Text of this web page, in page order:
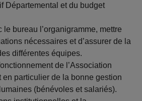
Départemental et du budget
le bureau l’organigramme, mettre
nécessaires et d’assurer de la
différentes équipes.
de l’Association
en particulier de la bonne gestion
(bénévoles et salariés).